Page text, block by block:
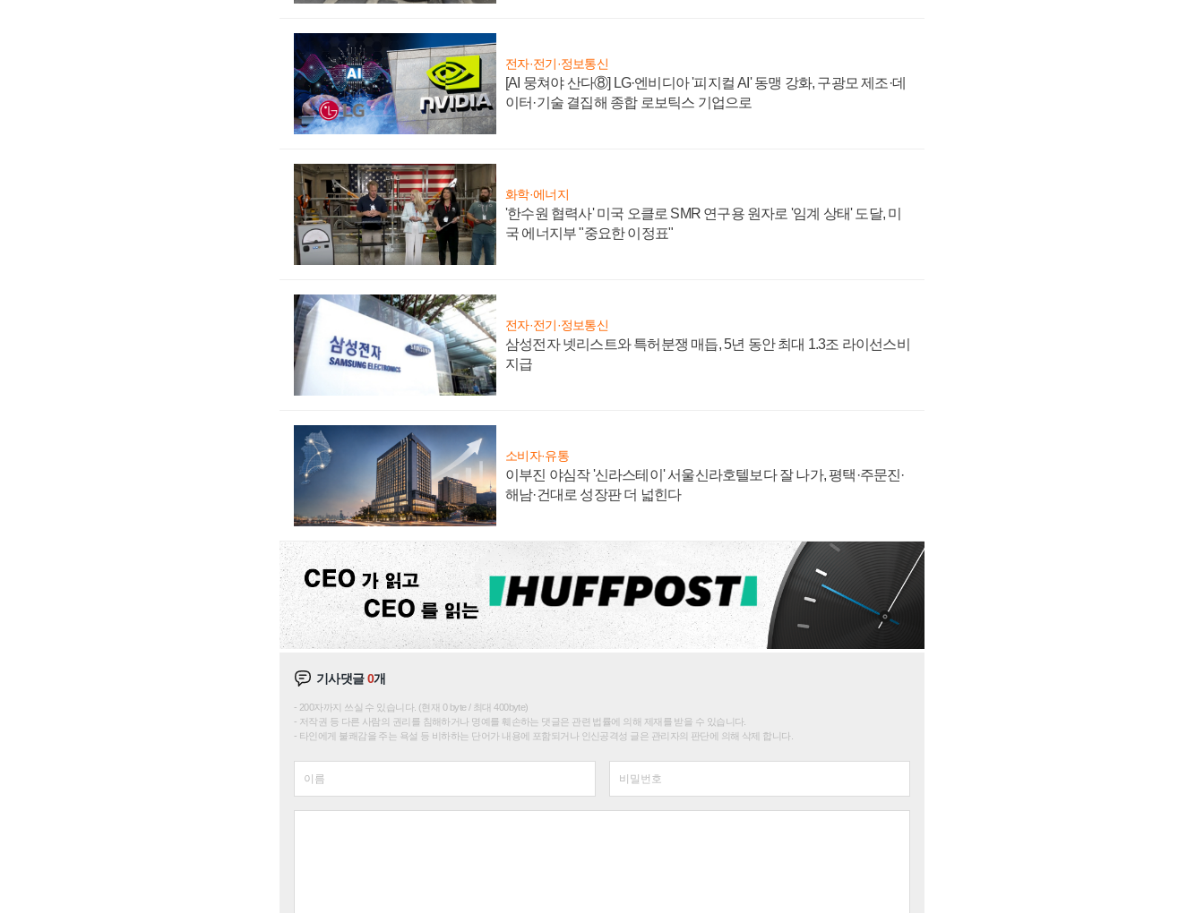
전자·전기·정보통신
[AI 뭉쳐야 산다⑧] LG·엔비디아 '피지컬 AI' 동맹 강화, 구광모 제조·데
이터·기술 결집해 종합 로보틱스 기업으로
화학·에너지
'한수원 협력사' 미국 오클로 SMR 연구용 원자로 '임계 상태' 도달, 미
국 에너지부 "중요한 이정표"
전자·전기·정보통신
삼성전자 넷리스트와 특허분쟁 매듭, 5년 동안 최대 1.3조 라이선스비
지급
소비자·유통
이부진 야심작 '신라스테이' 서울신라호텔보다 잘 나가, 평택·주문진·
해남·건대로 성장판 더 넓힌다
기사댓글0개
200자까지 쓰실 수 있습니다. (현재 0 byte / 최대 400byte)
저작권 등 다른 사람의 권리를 침해하거나 명예를 훼손하는 댓글은 관련 법률에 의해 제재를 받을 수 있습니다.
타인에게 불쾌감을 주는 욕설 등 비하하는 단어가 내용에 포함되거나 인신공격성 글은 관리자의 판단에 의해 삭제 합니다.